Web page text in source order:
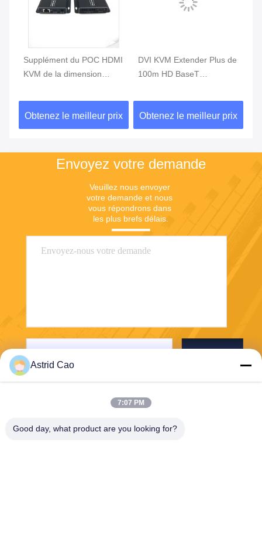
Supplément du POC HDMI
KVM de la dimension
télécommande
Obtenez le meilleur prix
DVI KVM Extender Plus de
100m HD BaseT
optique Un câble Cat6 7
Obtenez le meilleur prix
Envoyez votre demande
Veuillez nous envoyer
votre demande et nous
vous répondrons dans
les plus brefs délais.
Astrid Cao
7:07 PM
Good day, what product are you looking for?